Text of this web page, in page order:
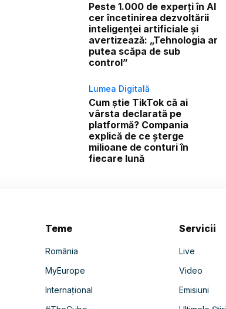
Peste 1.000 de experți în AI
cer încetinirea dezvoltării
inteligenței artificiale și
avertizează: „Tehnologia ar
putea scăpa de sub
control”
Lumea Digitală
Cum știe TikTok că ai
vârsta declarată pe
platformă? Compania
explică de ce șterge
milioane de conturi în
fiecare lună
Teme
România
MyEurope
Internațional
Servicii
Live
Video
Emisiuni